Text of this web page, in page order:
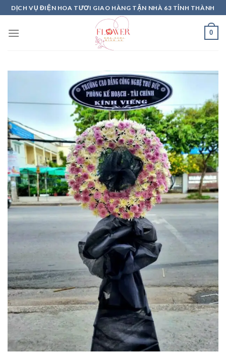
Skip
to
content
DỊCH VỤ ĐIỆN HOA TƯƠI GIAO HÀNG TẬN NHÀ 63 TỈNH THÀNH
0